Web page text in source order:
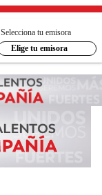
Selecciona tu emisora
Elige tu emisora